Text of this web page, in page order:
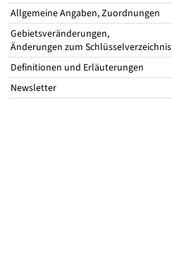
Allgemeine Angaben, Zuordnungen
Gebietsveränderungen,
Änderungen zum Schlüsselverzeichnis
Definitionen und Erläuterungen
Newsletter